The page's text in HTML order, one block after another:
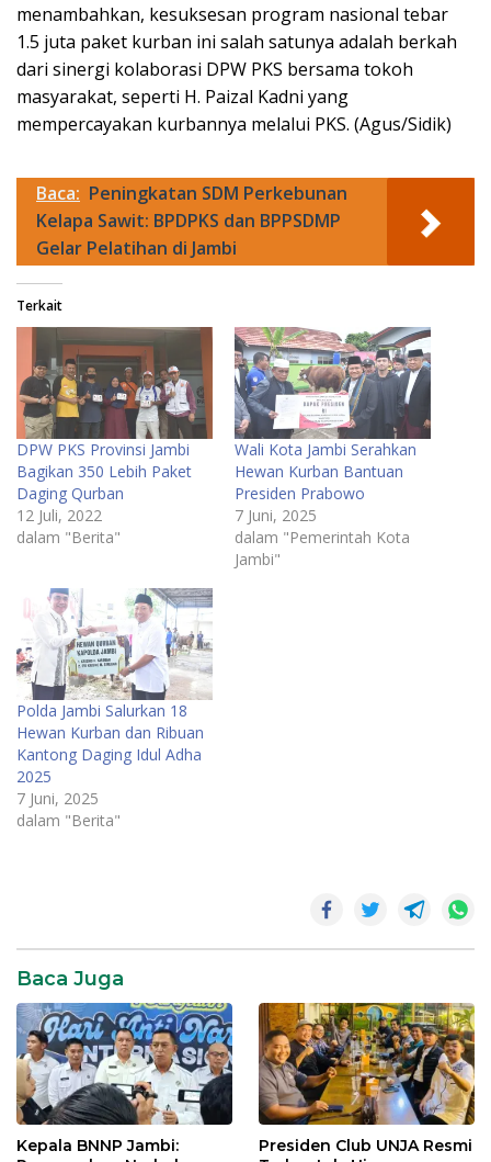
menambahkan, kesuksesan program nasional tebar
1.5 juta paket kurban ini salah satunya adalah berkah
dari sinergi kolaborasi DPW PKS bersama tokoh
masyarakat, seperti H. Paizal Kadni yang
mempercayakan kurbannya melalui PKS. (Agus/Sidik)
Baca: Peningkatan SDM Perkebunan
Kelapa Sawit: BPDPKS dan BPPSDMP
Gelar Pelatihan di Jambi
Terkait
DPW PKS Provinsi Jambi
Bagikan 350 Lebih Paket
Daging Qurban
12 Juli, 2022
dalam "Berita"
Wali Kota Jambi Serahkan
Hewan Kurban Bantuan
Presiden Prabowo
7 Juni, 2025
dalam "Pemerintah Kota
Jambi"
Polda Jambi Salurkan 18
Hewan Kurban dan Ribuan
Kantong Daging Idul Adha
2025
7 Juni, 2025
dalam "Berita"
Baca Juga
Kepala BNNP Jambi:
Presiden Club UNJA Resmi